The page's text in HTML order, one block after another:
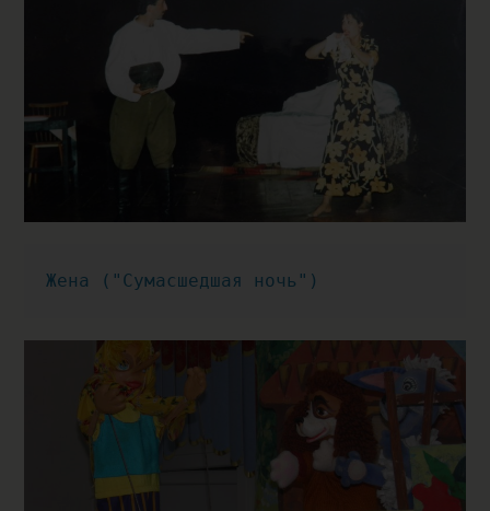
Жена ("Сумасшедшая ночь")